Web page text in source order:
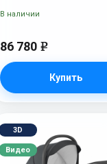
86 780 e
Купить
В наличии
3D
Видео